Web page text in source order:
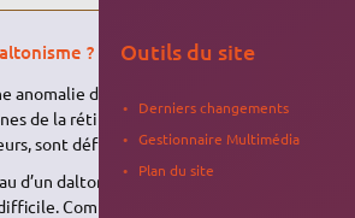
?
anomalie dans laquelle un ou plusieurs
de la rétine, responsables de la
sont déficients.
d’un daltonien, ou voir à travers ses
Comment imaginer le rendu des
Outils du site
Derniers changements
Gestionnaire Multimédia
Plan du site